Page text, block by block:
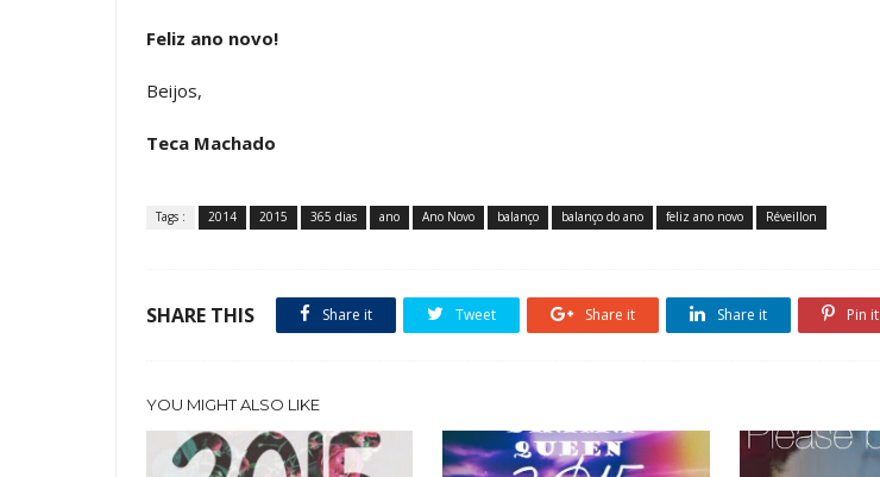
Feliz ano novo!
Beijos,
Teca Machado
Tags : 2014 2015 365 dias ano Ano Novo balanço balanço do ano feliz ano novo Réveillon
SHARE THIS Share it Tweet Share it Share it Pin it
YOU MIGHT ALSO LIKE